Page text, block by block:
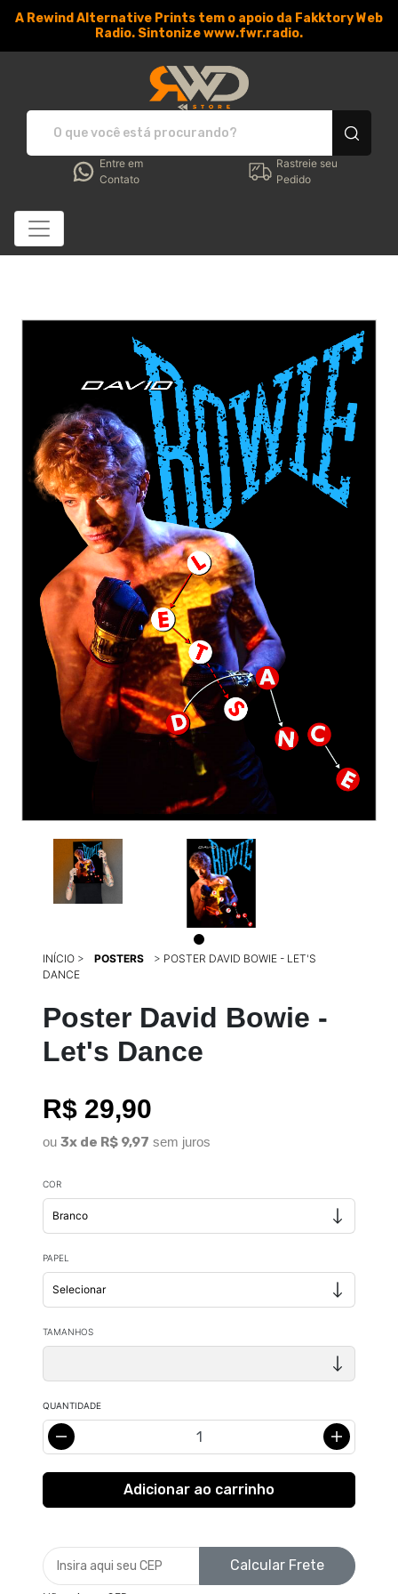
A Rewind Alternative Prints tem o apoio da Fakktory Web
Radio. Sintonize www.fwr.radio.
RWD Store - Camisetas
Entre em
Contato
Rastreie seu
Pedido
INÍCIO > POSTERS > POSTER DAVID BOWIE - LET'S
DANCE
Poster David Bowie -
Let's Dance
R$ 29,90
ou 3x de R$ 9,97 sem juros
COR
PAPEL
TAMANHOS
QUANTIDADE
Calcular Frete